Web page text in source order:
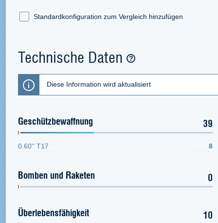
Standardkonfiguration zum Vergleich hinzufügen
Technische Daten
Diese Information wird aktualisiert
Geschützbewaffnung 39
0.60'' T17 8
Bomben und Raketen 0
Überlebensfähigkeit 10